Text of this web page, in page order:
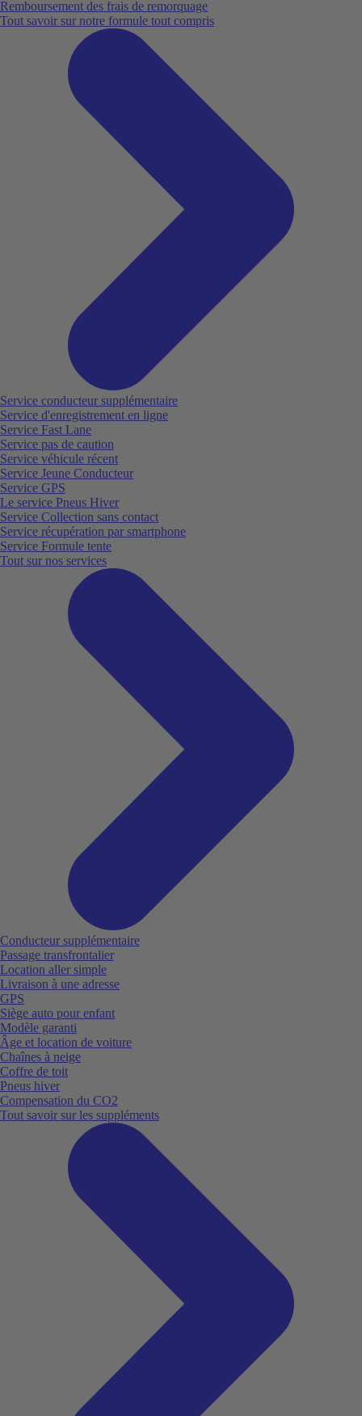
Remboursement des frais de remorquage
Tout savoir sur notre formule tout compris
Service conducteur supplémentaire
Service d'enregistrement en ligne
Service Fast Lane
Service pas de caution
Service véhicule récent
Service Jeune Conducteur
Service GPS
Le service Pneus Hiver
Service Collection sans contact
Service récupération par smartphone
Service Formule tente
Tout sur nos services
Conducteur supplémentaire
Passage transfrontalier
Location aller simple
Livraison à une adresse
GPS
Siège auto pour enfant
Modèle garanti
Âge et location de voiture
Chaînes à neige
Coffre de toit
Pneus hiver
Compensation du CO2
Tout savoir sur les suppléments